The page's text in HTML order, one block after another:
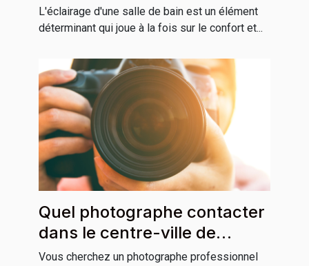
bain
L'éclairage d'une salle de bain est un élément
déterminant qui joue à la fois sur le confort et...
Quel photographe contacter
dans le centre-ville de
Grenoble ?
Vous cherchez un photographe professionnel